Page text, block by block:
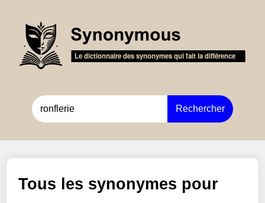
Rechercher
Tous les synonymes pour